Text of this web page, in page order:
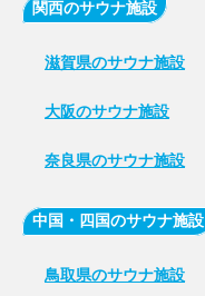
関西のサウナ施設
滋賀県のサウナ施設
大阪のサウナ施設
奈良県のサウナ施設
中国・四国のサウナ施設
鳥取県のサウナ施設